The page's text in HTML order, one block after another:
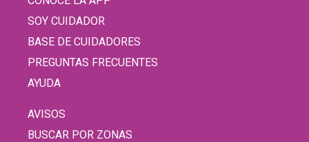
SOY CUIDADOR
BASE DE CUIDADORES
PREGUNTAS FRECUENTES
AYUDA
AVISOS
BUSCAR POR ZONAS